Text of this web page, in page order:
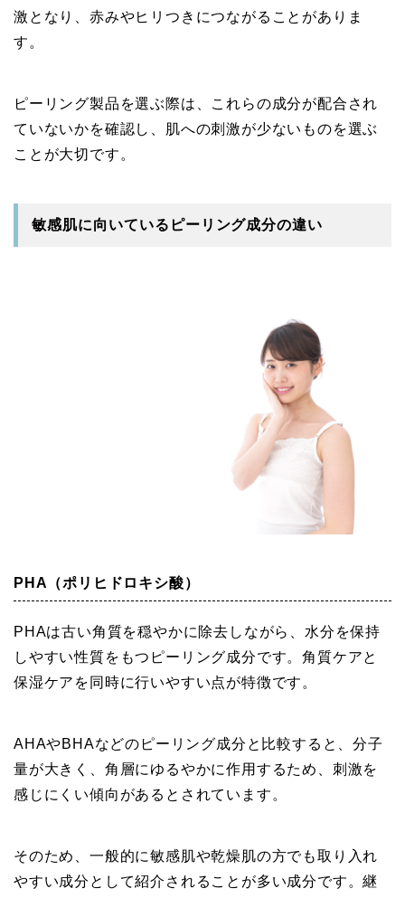
激となり、赤みやヒリつきにつながることがありま
す。
ピーリング製品を選ぶ際は、これらの成分が配合され
ていないかを確認し、肌への刺激が少ないものを選ぶ
ことが大切です。
敏感肌に向いているピーリング成分の違い
PHA（ポリヒドロキシ酸）
PHAは古い角質を穏やかに除去しながら、水分を保持
しやすい性質をもつピーリング成分です。角質ケアと
保湿ケアを同時に行いやすい点が特徴です。
AHAやBHAなどのピーリング成分と比較すると、分子
量が大きく、角層にゆるやかに作用するため、刺激を
感じにくい傾向があるとされています。
そのため、一般的に敏感肌や乾燥肌の方でも取り入れ
やすい成分として紹介されることが多い成分です。継